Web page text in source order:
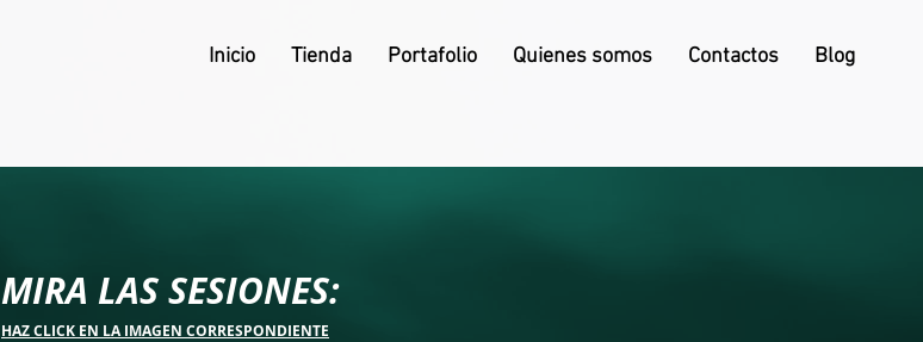
Inicio Tienda Portafolio Quienes somos Contactos Blog
MIRA LAS SESIONES:
HAZ CLICK EN LA IMAGEN CORRESPONDIENTE